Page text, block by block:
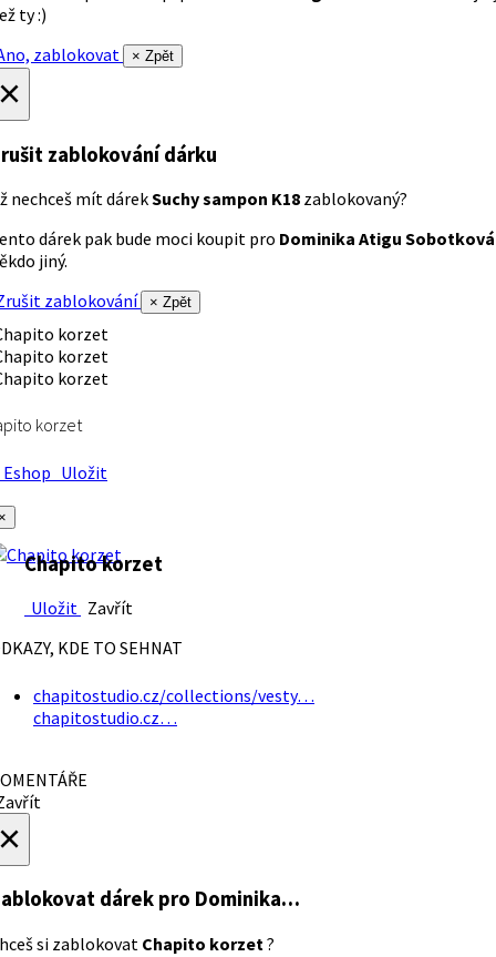
ty :)
zablokovat
× Zpět
zablokování dárku
nechceš mít dárekSuchy sampon K18 zablokovaný?
dárek pak bude moci koupit pro Dominika Atigu Sobotková
jiný.
zablokování
× Zpět
korzet
Uložit
Chapito korzet
Uložit Zavřít
KDE TO SEHNAT
chapitostudio.cz/collections/vesty…
chapitostudio.cz…
dárek pro Dominika…
si zablokovat Chapito korzet?